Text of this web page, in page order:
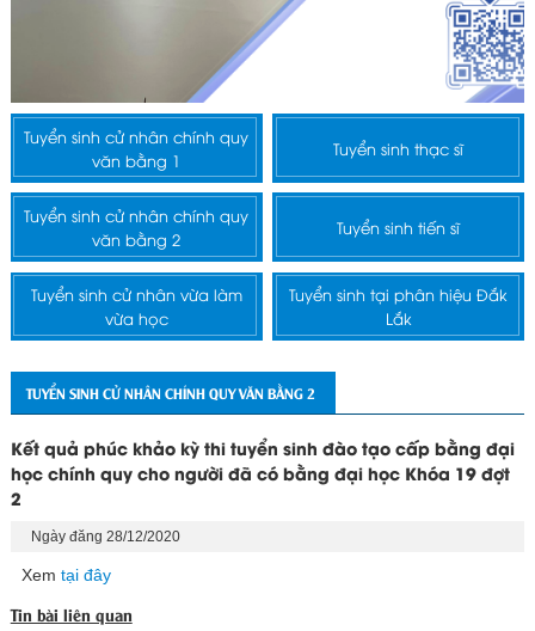
Tuyển sinh cử nhân chính quy
văn bằng 1
Tuyển sinh thạc sĩ
Tuyển sinh cử nhân chính quy
văn bằng 2
Tuyển sinh tiến sĩ
Tuyển sinh cử nhân vừa làm
vừa học
Tuyển sinh tại phân hiệu Đắk
Lắk
TUYỂN SINH CỬ NHÂN CHÍNH QUY VĂN BẰNG 2
Kết quả phúc khảo kỳ thi tuyển sinh đào tạo cấp bằng đại
học chính quy cho người đã có bằng đại học Khóa 19 đợt
2
Ngày đăng 28/12/2020
Xem tại đây
Tin bài liên quan